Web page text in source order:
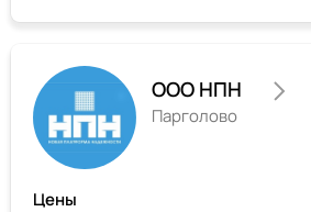
ООО НПН
Парголово
Цены